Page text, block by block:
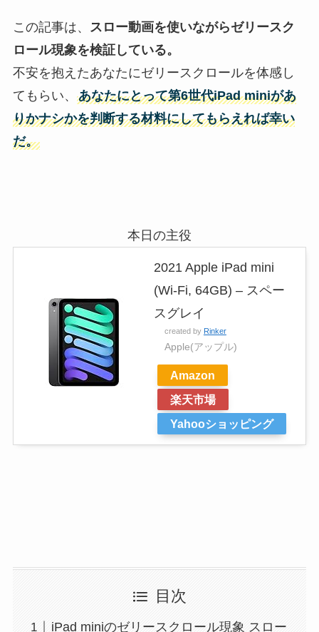
この記事は、 スロー動画を使いながらゼリースク
ロール現象を検証している。
不安を抱えたあなたにゼリースクロールを体感し
てもらい、 あなたにとって第6世代iPad miniがあ
りかナシかを判断する材料にしてもらえれば幸い
だ。
本日の主役
2021 Apple iPad mini
(Wi-Fi, 64GB) – スペー
スグレイ
created by Rinker
Apple(アップル)
Amazon
楽天市場
Yahooショッピング
目次
iPad miniのゼリースクロール現象 スロー